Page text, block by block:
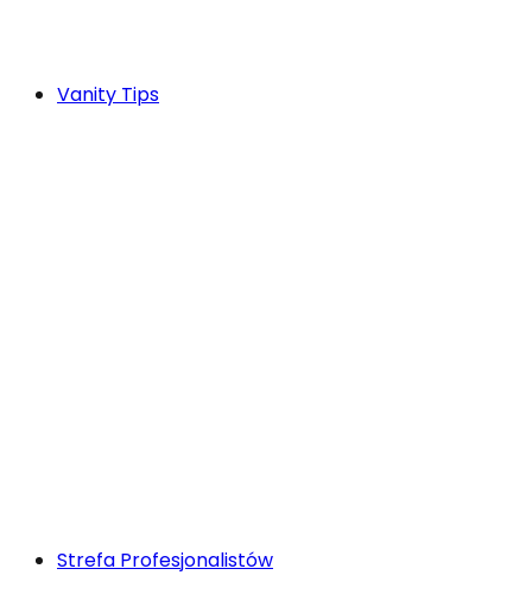
Vanity Tips
Strefa Profesjonalistów